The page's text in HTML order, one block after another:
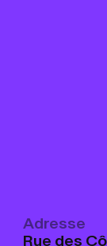
Adresse
Rue des